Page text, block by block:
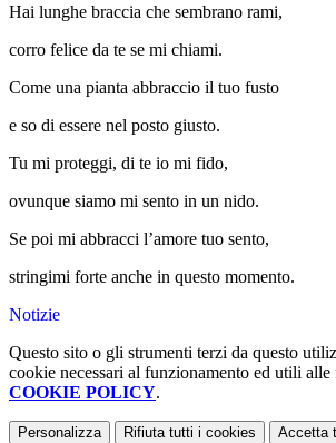
Hai lunghe braccia che sembrano rami,
corro felice da te se mi chiami.
Come una pianta abbraccio il tuo fusto
e so di essere nel posto giusto.
Tu mi proteggi, di te io mi fido,
ovunque siamo mi sento in un nido.
Se poi mi abbracci l’amore tuo sento,
stringimi forte anche in questo momento.
Notizie
Questo sito o gli strumenti terzi da questo
cookie necessari al funzionamento ed utili
COOKIE POLICY.
Personalizza Rifiuta tutti i cookies Accetta